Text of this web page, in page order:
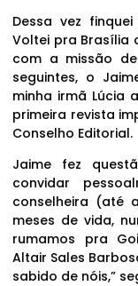
Dessa vez
Voltei pra Brasília
com a missão
seguintes, o
minha irmã Lúcia
primeira revista
Conselho Editorial.
Jaime fez
convidar
conselheira (até
meses de vida,
rumamos pra
Altair Sales
sabido de nóis,”